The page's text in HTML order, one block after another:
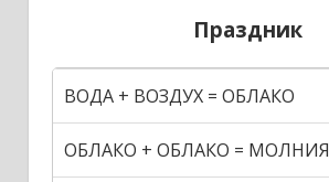
Праздник
ВОДА + ВОЗДУХ = ОБЛАКО
ОБЛАКО + ОБЛАКО = МОЛНИЯ